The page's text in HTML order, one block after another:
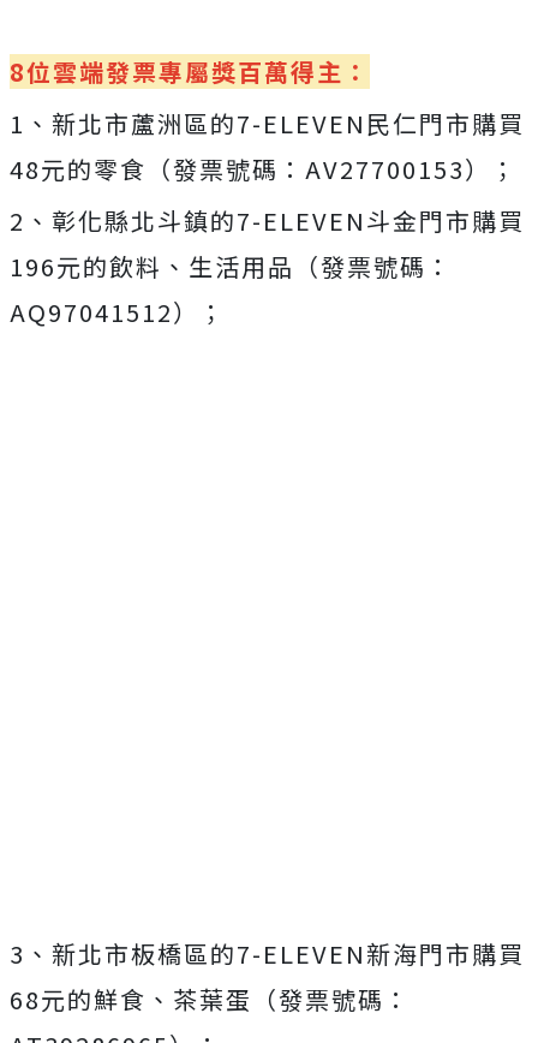
8位雲端發票專屬獎百萬得主：
1、新北市蘆洲區的7-ELEVEN民仁門市購買
48元的零食（發票號碼：AV27700153）；
2、彰化縣北斗鎮的7-ELEVEN斗金門市購買
196元的飲料、生活用品（發票號碼：
AQ97041512）；
3、新北市板橋區的7-ELEVEN新海門市購買
68元的鮮食、茶葉蛋（發票號碼：